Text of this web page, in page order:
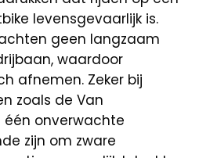
levensgevaarlijk is.
geen langzaam
waardoor
afnemen. Zeker bij
zoals de Van
één onverwachte
zijn om zware